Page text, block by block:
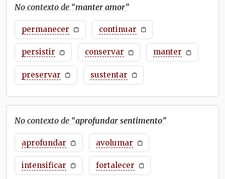
No contexto de “manter amor”
permanecer continuar
persistir conservar manter
preservar sustentar
No contexto de “aprofundar sentimento”
aprofundar avolumar
intensificar fortalecer